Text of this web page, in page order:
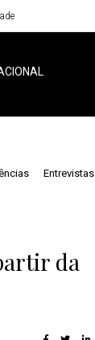
Entrevistas
da